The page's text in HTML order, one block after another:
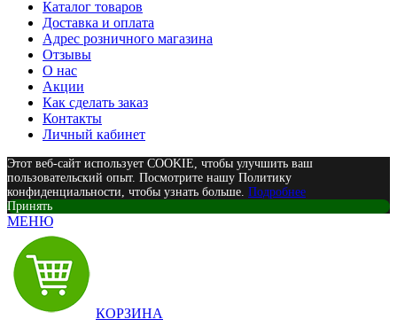
Каталог товаров
Доставка и оплата
Адрес розничного магазина
Отзывы
О нас
Акции
Как сделать заказ
Контакты
Личный кабинет
Этот веб-сайт использует COOKIE, чтобы улучшить ваш
пользовательский опыт. Посмотрите нашу Политику
конфиденциальности, чтобы узнать больше. Подробнее
Принять
МЕНЮ
КОРЗИНА